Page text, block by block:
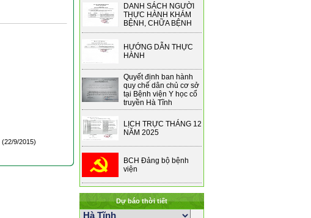
(22/9/2015)
DANH SÁCH NGƯỜI
THỰC HÀNH KHÁM
BỆNH, CHỮA BỆNH
HƯỚNG DẪN THỰC
HÀNH
Quyết định ban hành
quy chế dân chủ cơ sở
tại Bệnh viện Y học cổ
truyền Hà Tĩnh
LỊCH TRỰC THÁNG 12
NĂM 2025
BCH Đảng bộ bệnh
viện
Dự báo thời tiết